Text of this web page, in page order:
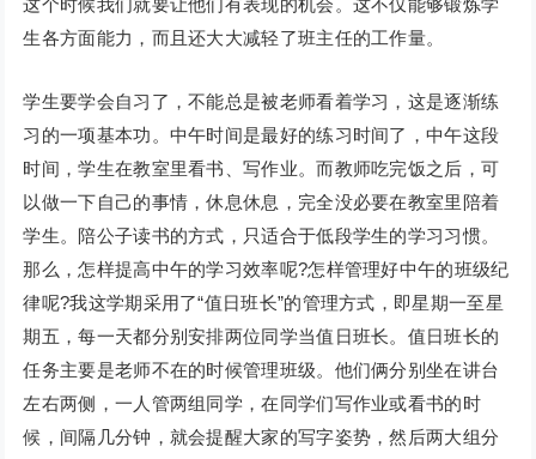
这个时候我们就要让他们有表现的机会。这不仅能够锻炼学
生各方面能力，而且还大大减轻了班主任的工作量。
学生要学会自习了，不能总是被老师看着学习，这是逐渐练
习的一项基本功。中午时间是最好的练习时间了，中午这段
时间，学生在教室里看书、写作业。而教师吃完饭之后，可
以做一下自己的事情，休息休息，完全没必要在教室里陪着
学生。陪公子读书的方式，只适合于低段学生的学习习惯。
那么，怎样提高中午的学习效率呢?怎样管理好中午的班级纪
律呢?我这学期采用了“值日班长”的管理方式，即星期一至星
期五，每一天都分别安排两位同学当值日班长。值日班长的
任务主要是老师不在的时候管理班级。他们俩分别坐在讲台
左右两侧，一人管两组同学，在同学们写作业或看书的时
候，间隔几分钟，就会提醒大家的写字姿势，然后两大组分